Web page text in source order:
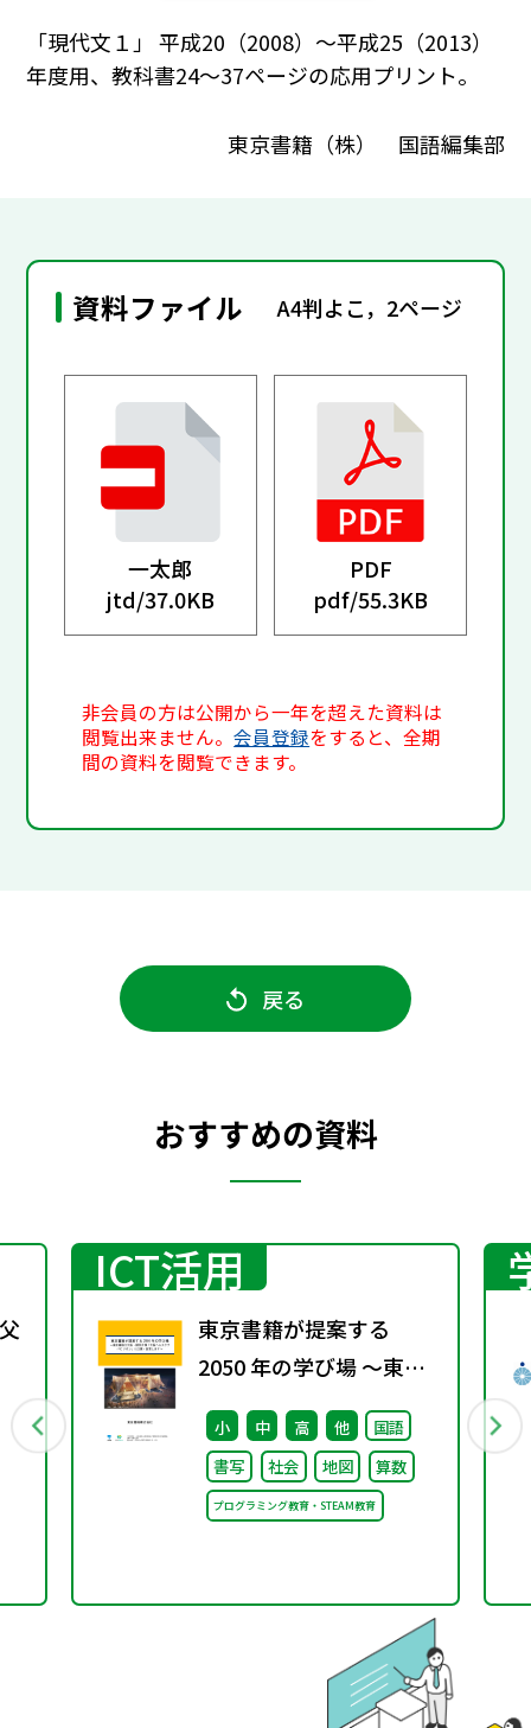
「現代文１」 平成20（2008）～平成25（2013）
年度用、教科書24～37ページの応用プリント。
東京書籍（株） 国語編集部
資料ファイル A4判よこ，2ページ
一太郎
jtd/37.0KB
PDF
pdf/55.3KB
非会員の方は公開から一年を超えた資料は
閲覧出来ません。会員登録をすると、全期
間の資料を閲覧できます。
戻る
おすすめの資料
ICT活用
東京書籍が提案する
2050 年の学び場 ～東京
書籍は大阪・関西万博
「大阪ヘルスケア パビリ
オン」に出展・協賛しま
す～
小 中 高 他
国語
書写
社会 地図 算数
プログラミング教育・STEAM教育